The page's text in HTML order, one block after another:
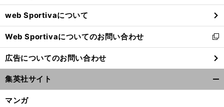
ウ
で
開
く
web Sportivaについて
Web Sportivaについてのお問い合わせ
新
し
い
ウ
ィ
ン
広告についてのお問い合わせ
集英社サイト
マンガ